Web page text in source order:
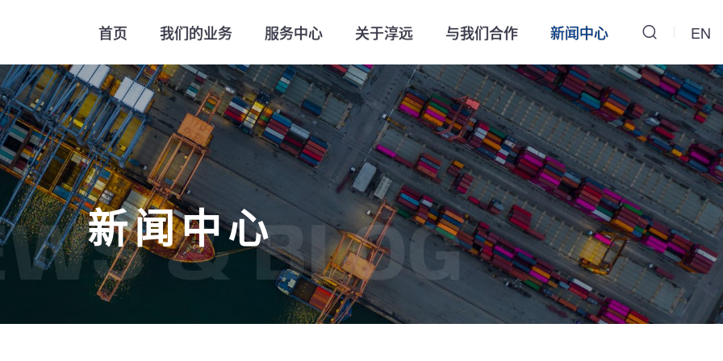
EN
首页 我们的业务 服务中心 关于淳远 与我们合作 新闻中心
新闻中心
& BLOG